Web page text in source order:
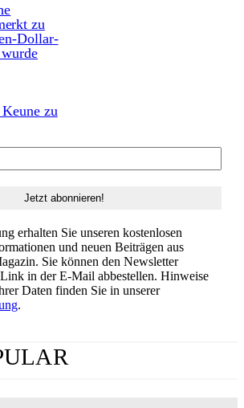
zu
Dollar-
zu
erhalten Sie unseren kostenlosen
und neuen Beiträgen aus
Sie können den Newsletter
in der E-Mail abbestellen. Hinweise
Daten finden Sie in unserer
.